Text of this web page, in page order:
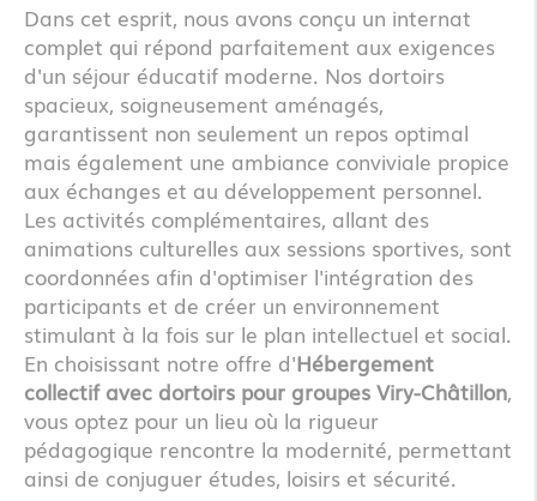
Dans cet esprit, nous avons conçu un internat
complet qui répond parfaitement aux exigences
d'un séjour éducatif moderne. Nos dortoirs
spacieux, soigneusement aménagés,
garantissent non seulement un repos optimal
mais également une ambiance conviviale propice
aux échanges et au développement personnel.
Les activités complémentaires, allant des
animations culturelles aux sessions sportives, sont
coordonnées afin d'optimiser l'intégration des
participants et de créer un environnement
stimulant à la fois sur le plan intellectuel et social.
En choisissant notre offre d'Hébergement
collectif avec dortoirs pour groupes Viry-Châtillon,
vous optez pour un lieu où la rigueur
pédagogique rencontre la modernité, permettant
ainsi de conjuguer études, loisirs et sécurité.